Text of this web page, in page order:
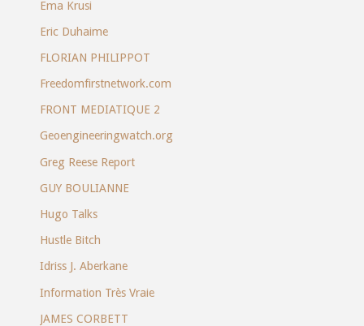
Ema Krusi
Eric Duhaime
FLORIAN PHILIPPOT
Freedomfirstnetwork.com
FRONT MEDIATIQUE 2
Geoengineeringwatch.org
Greg Reese Report
GUY BOULIANNE
Hugo Talks
Hustle Bitch
Idriss J. Aberkane
Information Très Vraie
JAMES CORBETT